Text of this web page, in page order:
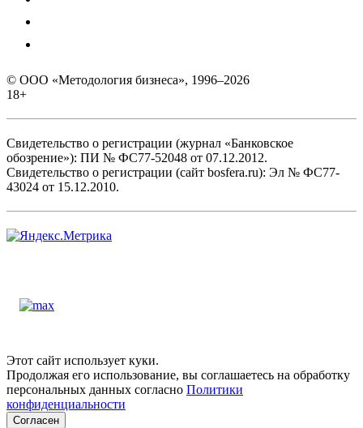
© ООО «Методология бизнеса», 1996–2026
18+
Свидетельство о регистрации (журнал «Банковское
обозрение»): ПИ № ФС77-52048 от 07.12.2012.
Свидетельство о регистрации (сайт bosfera.ru): Эл № ФС77-
43024 от 15.12.2010.
Этот сайт использует куки.
Продолжая его использование, вы соглашаетесь на обработку
персональных данных согласно Политики
конфиденциальности
Согласен